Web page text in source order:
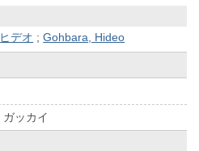
デオ ;Gohbara, Hideo
ッカイ